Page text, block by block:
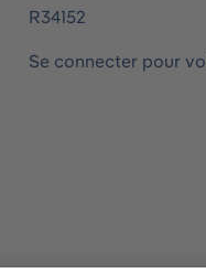
R34152
Se connecter pour